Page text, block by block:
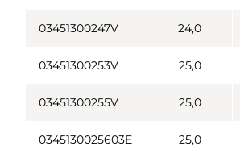
03451300247V 24,0
03451300253V 25,0
03451300255V 25,0
0345130025603E 25,0